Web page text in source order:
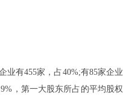
业有455家，占40%;有85家企业
，第一大股东所占的平均股权